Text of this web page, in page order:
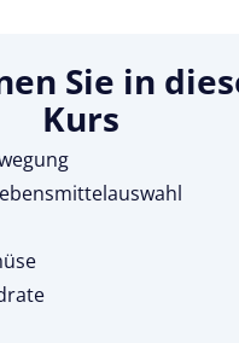
Sie in
Kurs